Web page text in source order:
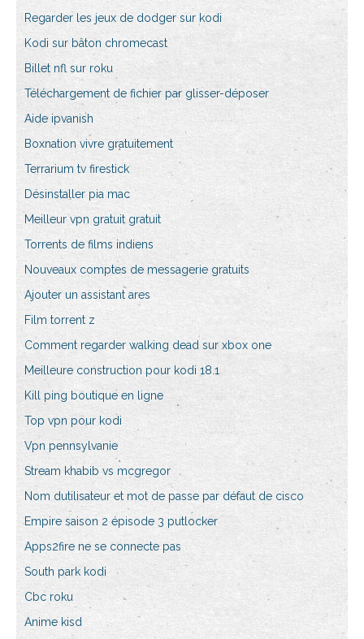
Regarder les jeux de dodger sur kodi
Kodi sur bâton chromecast
Billet nfl sur roku
Téléchargement de fichier par glisser-déposer
Aide ipvanish
Boxnation vivre gratuitement
Terrarium tv firestick
Désinstaller pia mac
Meilleur vpn gratuit gratuit
Torrents de films indiens
Nouveaux comptes de messagerie gratuits
Ajouter un assistant ares
Film torrent z
Comment regarder walking dead sur xbox one
Meilleure construction pour kodi 18.1
Kill ping boutique en ligne
Top vpn pour kodi
Vpn pennsylvanie
Stream khabib vs mcgregor
Nom dutilisateur et mot de passe par défaut de cisco
Empire saison 2 épisode 3 putlocker
Apps2fire ne se connecte pas
South park kodi
Cbc roku
Anime kisd